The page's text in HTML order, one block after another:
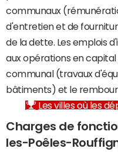
communaux
d'entretien et de
de la dette. Les emplois
aux opérations en
communal (travaux
bâtiments) et le
Les villes où les
Charges de
les-Poêles-